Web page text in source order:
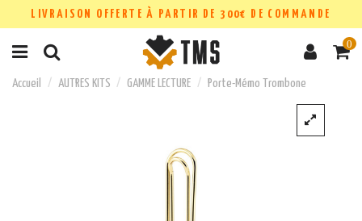
LIVRAISON OFFERTE À PARTIR DE 300€ DE COMMANDE
0
Accueil AUTRES KITS GAMME LECTURE Porte-Mémo Trombone